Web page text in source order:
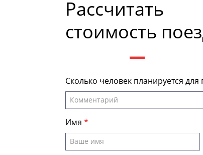
Рассчитать
стоимость
Сколько человек планируется для
Имя